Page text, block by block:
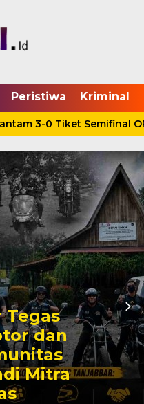
Peristiwa Kriminal
3-0 Tiket Semifinal
Tegas
dan
Mitra